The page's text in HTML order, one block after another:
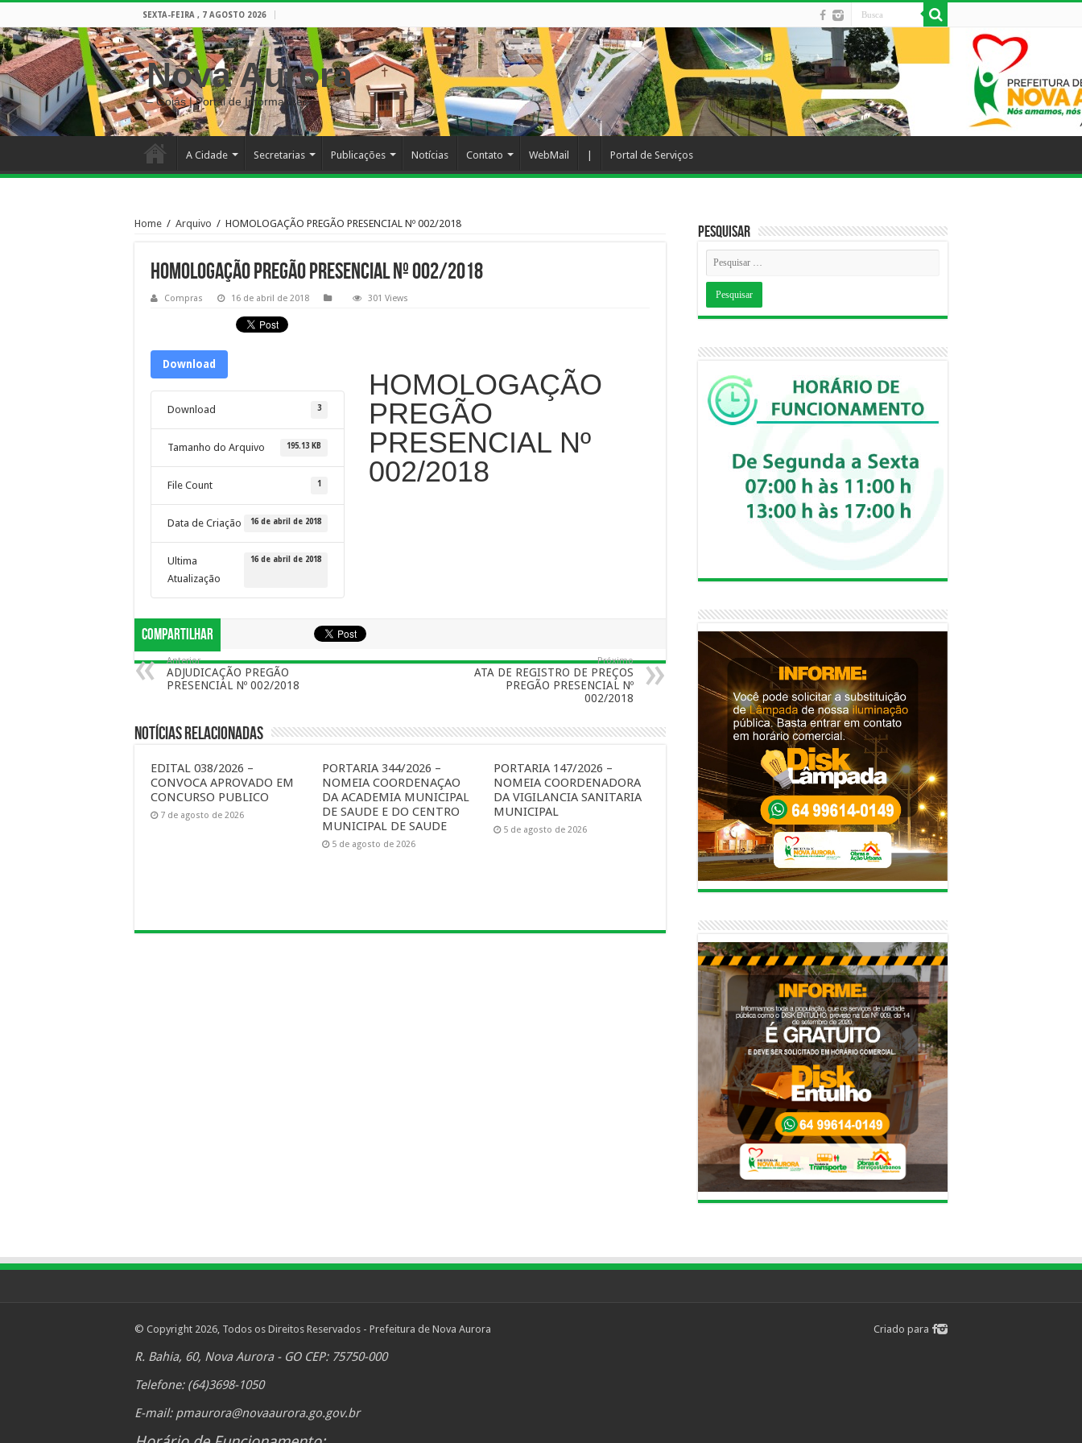
SEXTA-FEIRA , 7 AGOSTO 2026
Nova Aurora
– Goiás | Portal de Informações
A Cidade Secretarias Publicações Notícias Contato WebMail Portal de Serviços
Home / Arquivo / HOMOLOGAÇÃO PREGÃO PRESENCIAL Nº 002/2018
HOMOLOGAÇÃO PREGÃO PRESENCIAL Nº 002/2018
Compras 16 de abril de 2018 301 Views
Download
Download 3
Tamanho do Arquivo 195.13 KB
File Count 1
Data de Criação 16 de abril de 2018
Ultima
Atualização
16 de abril de 2018
HOMOLOGAÇÃO
PREGÃO
PRESENCIAL Nº
002/2018
Compartilhar
Anterior
ADJUDICAÇÃO PREGÃO
PRESENCIAL Nº 002/2018
Próximo
ATA DE REGISTRO DE PREÇOS
PREGÃO PRESENCIAL Nº
002/2018
Notícias Relacionadas
EDITAL 038/2026 –
CONVOCA APROVADO EM
CONCURSO PUBLICO
7 de agosto de 2026
PORTARIA 344/2026 –
NOMEIA COORDENAÇAO
DA ACADEMIA MUNICIPAL
DE SAUDE E DO CENTRO
MUNICIPAL DE SAUDE
5 de agosto de 2026
PORTARIA 147/2026 –
NOMEIA COORDENADORA
DA VIGILANCIA SANITARIA
MUNICIPAL
5 de agosto de 2026
Pesquisar
Criado para
© Copyright 2026, Todos os Direitos Reservados - Prefeitura de Nova Aurora
R. Bahia, 60, Nova Aurora - GO CEP: 75750-000
Telefone: (64)3698-1050
E-mail: pmaurora@novaaurora.go.gov.br